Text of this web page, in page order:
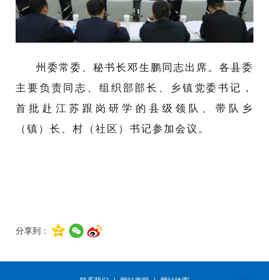
州委常委、秘书长邓生鹏同志出席。各县委
主要负责同志、组织部部长、乡镇党委书记，
首批赴江苏跟岗研学的县级领队、带队乡
（镇）长、村（社区）书记参加会议。
分享到：